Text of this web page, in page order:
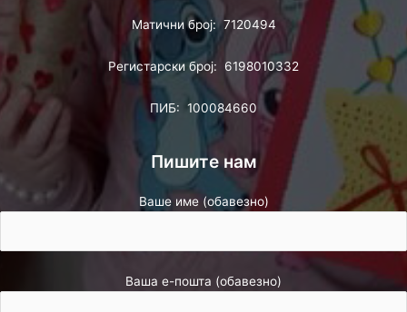
Матични број: 7120494
Регистарски број: 6198010332
ПИБ: 100084660
Пишите нам
Ваше име (обавезно)
Ваша е-пошта (обавезно)